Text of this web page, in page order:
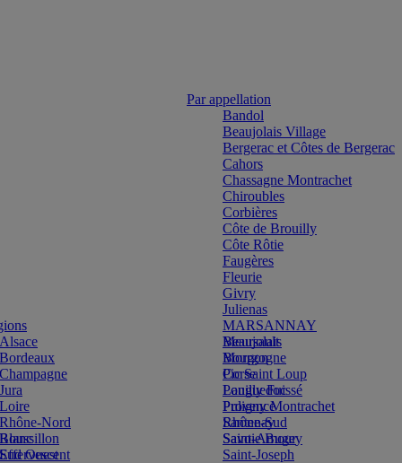
Blanc
Effervescent
Alsace
Beaujolais
Bordeaux
Bourgogne
Champagne
Corse
Jura
Languedoc
Loire
Provence
Rhône-Nord
Rhône-Sud
Roussillon
Savoie Bugey
Sud Ouest
Par appellation
Bandol
Beaujolais Village
Bergerac et Côtes de Bergerac
Cahors
Chassagne Montrachet
Chiroubles
Corbières
Côte de Brouilly
Côte Rôtie
Faugères
Fleurie
Givry
Julienas
MARSANNAY
Meursault
Morgon
Pic Saint Loup
Pouilly Fuissé
Puligny Montrachet
Santenay
Saint-Amour
Saint-Joseph